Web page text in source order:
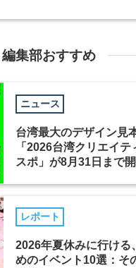
編集部おすすめ
ニュース
台湾最大のデザイン見
「2026台湾クリエイテ
スポ」が8月31日まで
レポート
2026年夏休みに行ける
めのイベント10選：そ